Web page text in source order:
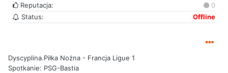
Reputacja:
0
Status:
Offline
Dyscyplina.Piłka Nożna - Francja Ligue 1
Spotkanie: PSG-Bastia